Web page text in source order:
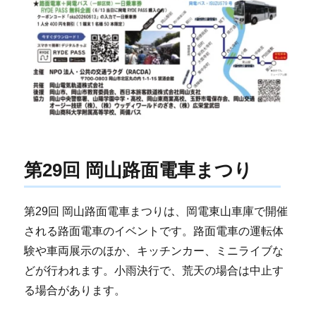
第29回 岡山路面電車まつり
第29回 岡山路面電車まつりは、岡電東山車庫で開催
される路面電車のイベントです。路面電車の運転体
験や車両展示のほか、キッチンカー、ミニライブな
どが行われます。小雨決行で、荒天の場合は中止す
る場合があります。